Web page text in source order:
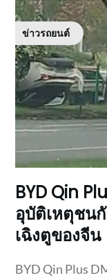
ข่าวรถยนต์
BYD Qin
อุบัติเหตุชน
เฉิงตูของจีน
BYD Qin Plus